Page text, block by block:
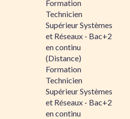
Formation
Technicien
Supérieur Systèmes
et Réseaux - Bac+2
en continu
(Distance)
Formation
Technicien
Supérieur Systèmes
et Réseaux - Bac+2
en continu